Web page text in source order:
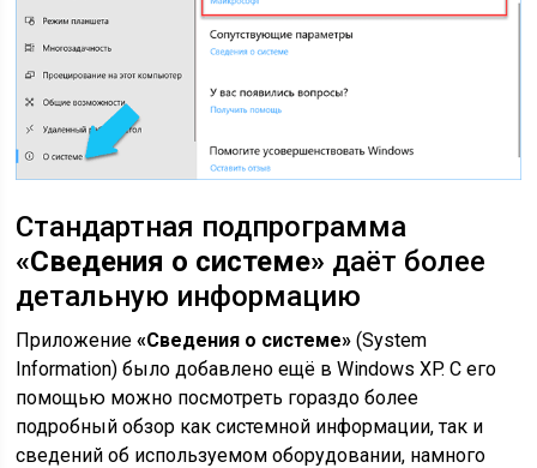
Стандартная подпрограмма
«Сведения о системе» даёт более
детальную информацию
Приложение«Сведения о системе» (System
Information) было добавлено ещё в Windows XP. С его
помощью можно посмотреть гораздо более
подробный обзор как системной информации, так и
сведений об используемом оборудовании, намного